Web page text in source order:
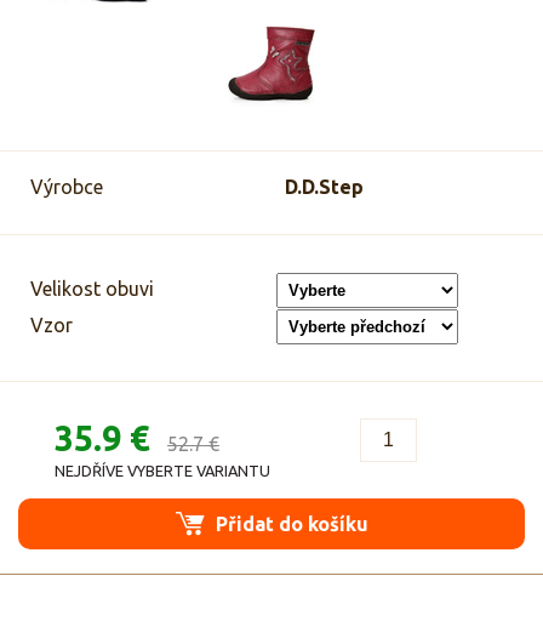
Výrobce D.D.Step
Velikost obuvi
Vzor
35.9 € 52.7 €
NEJDŘÍVE VYBERTE VARIANTU
Přidat do košíku